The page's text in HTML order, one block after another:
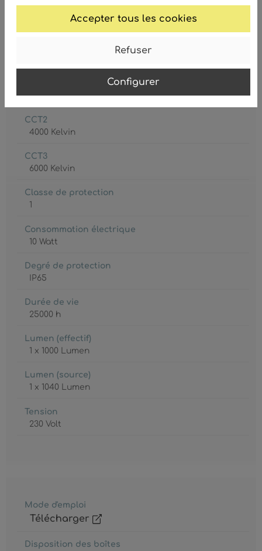
Accepter tous les cookies
Refuser
Configurer
3000 Kelvin
CCT2
4000 Kelvin
CCT3
6000 Kelvin
Classe de protection
1
Consommation électrique
10 Watt
Degré de protection
IP65
Durée de vie
25000 h
Lumen (effectif)
1 x 1000 Lumen
Lumen (source)
1 x 1040 Lumen
Tension
230 Volt
Mode d'emploi
Télécharger
Disposition des boîtes